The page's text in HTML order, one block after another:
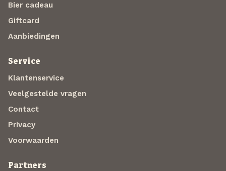
Bier cadeau
Giftcard
Aanbiedingen
Service
Klantenservice
Veelgestelde vragen
Contact
Privacy
Voorwaarden
Partners